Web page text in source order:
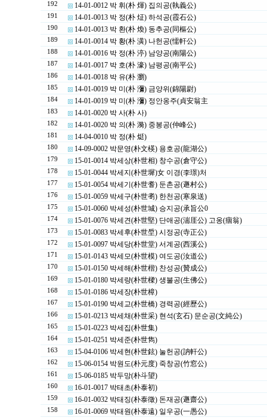
192 14-01-0012 박 휘(朴 煇) 집의공(執義公)
191 14-01-0013 박 정(朴 炡) 하석공(霞石公)
190 14-01-0013 박 환(朴 煥) 동추공(同樞公)
189 14-01-0014 박 황(朴 潢) 나헌공(懦軒公)
188 14-01-0016 박 정(朴 渟) 남양공(南陽公)
187 14-01-0017 박 호(朴 濠) 남평공(南平公)
186 14-01-0018 박 유(朴 瀏)
185 14-01-0019 박 미(朴 瀰) 금양위(錦陽尉)
184 14-01-0019 박 미(朴 瀰) 정안옹주(貞安翁主
183 14-01-0020 박 사(朴 사)
182 14-01-0020 박 의(朴 漪) 중봉공(仲峰公)
181 14-04-0010 박 정(朴 烶)
180 14-09-0002 박문영(朴文楧) 용호공(龍湖公)
179 15-01-0014 박세상(朴世相) 창수공(倉守公)
178 15-01-0044 박세지(朴世墀)女 이경(李璟)처
177 15-01-0054 박세기(朴世耆) 둔촌공(遯村公)
176 15-01-0059 박세구(朴世耉) 한천공(寒泉送)
175 15-01-0060 박세성(朴世城) 승지공(承旨公0
174 15-01-0076 박세견(朴世堅) 단애공(湍厓公) 고옹(痼翁)
173 15-01-0083 박세후(朴世垕) 시정공(寺正公)
172 15-01-0097 박세당(朴世堂) 서계공(西溪公)
171 15-01-0143 박세모(朴世模) 여도공(汝道公)
170 15-01-0150 박세해(朴世楷) 찬성공(贊成公)
169 15-01-0180 박세량(朴世樑) 생불공(生佛公)
168 15-01-0186 박세장(朴世樟)
167 15-01-0190 박세교(朴世橋) 경력공(經歷公)
166 15-01-0213 박세채(朴世采) 현석(玄石) 문순공(文純公)
165 15-01-0223 박세집(朴世集)
164 15-01-0251 박세준(朴世雋)
163 15-04-0106 박세현(朴世鉉) 눌헌공(訥軒公)
162 15-06-0154 박원도(朴元度) 죽창공(竹窓公)
161 15-06-0185 박두망(朴斗望)
160 16-01-0017 박태초(朴泰初)
159 16-01-0032 박태징(朴泰徵) 돈재공(遯齋公)
158 16-01-0069 박태원(朴泰遠) 일우공(一愚公)